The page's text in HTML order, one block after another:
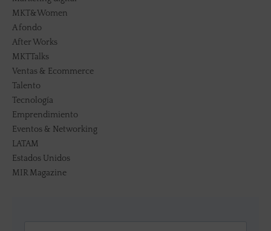
MKT&Women
A fondo
After Works
MKTTalks
Ventas & Ecommerce
Talento
Tecnología
Emprendimiento
Eventos & Networking
LATAM
Estados Unidos
MIR Magazine